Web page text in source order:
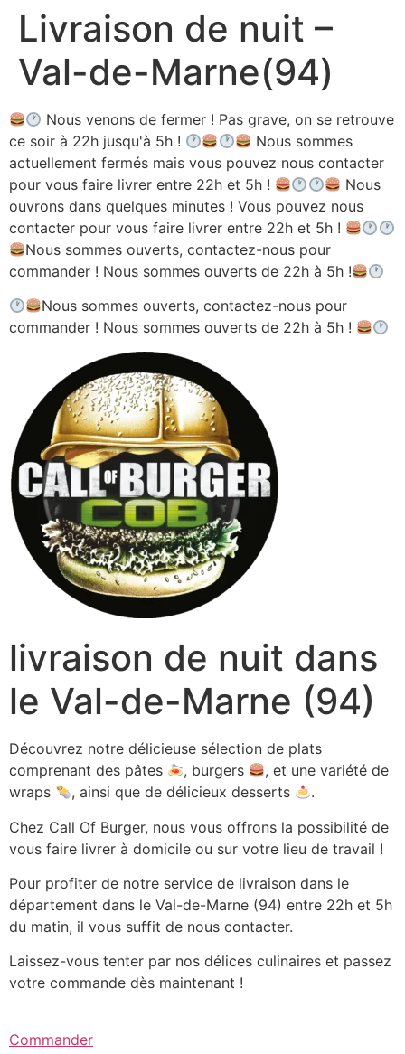
Aller
contenu
Livraison de nuit –
Val-de-Marne(94)
Nous venons de fermer ! Pas grave, on se retrouve
ce soir à 22h jusqu'à 5h !
Nous sommes
actuellement fermés mais vous pouvez nous contacter
pour vous faire livrer entre 22h et 5h !
Nous
ouvrons dans quelques minutes ! Vous pouvez nous
contacter pour vous faire livrer entre 22h et 5h !
Nous sommes ouverts, contactez-nous pour
commander ! Nous sommes ouverts de 22h à 5h !
Nous sommes ouverts, contactez-nous pour
commander ! Nous sommes ouverts de 22h à 5h !
livraison de nuit dans
le Val-de-Marne (94)
Découvrez notre délicieuse sélection de plats
comprenant des pâtes
, burgers
, et une variété de
wraps
, ainsi que de délicieux desserts
.
Chez Call Of Burger, nous vous offrons la possibilité de
vous faire livrer à domicile ou sur votre lieu de travail !
Pour profiter de notre service de livraison dans le
département dans le Val-de-Marne (94) entre 22h et 5h
du matin, il vous suffit de nous contacter.
Laissez-vous tenter par nos délices culinaires et passez
votre commande dès maintenant !
Commander